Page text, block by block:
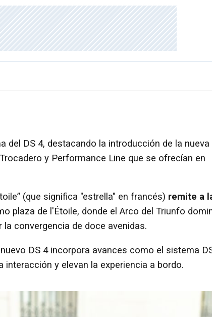
del DS 4, destacando la introducción de la nueva
y Performance Line que se ofrecían en
(que significa "estrella" en francés) remite a
plaza de l'Étoile, donde el Arco del Triunfo
convergencia de doce avenidas.
DS 4 incorpora avances como el sistema
y elevan la experiencia a bordo.